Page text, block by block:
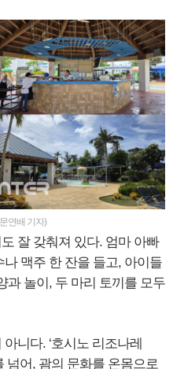
연배 기자)
잘 갖춰져 있다. 엄마 아빠
맥주 한 잔을 들고, 아이들
과 놀이, 두 마리 토끼를 모두
니다. ‘호시노 리조나레
넘어, 괌의 문화를 온몸으로